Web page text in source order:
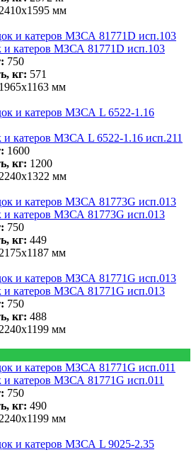
мм
и катеров МЗСА 81771D исп.103
750
кг: 571
мм
катеров МЗСА L 6522-1.16 исп.211
1600
кг: 1200
мм
и катеров МЗСА 81773G исп.013
750
кг: 449
мм
и катеров МЗСА 81771G исп.013
750
кг: 488
мм
и катеров МЗСА 81771G исп.011
750
кг: 490
мм